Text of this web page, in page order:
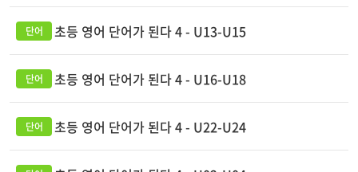
초등 영어 단어가 된다 4 - U13-U15
초등 영어 단어가 된다 4 - U16-U18
초등 영어 단어가 된다 4 - U22-U24